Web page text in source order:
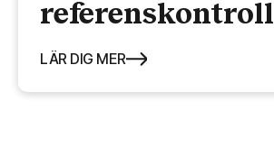
referenskontroll
LÄR DIG MER